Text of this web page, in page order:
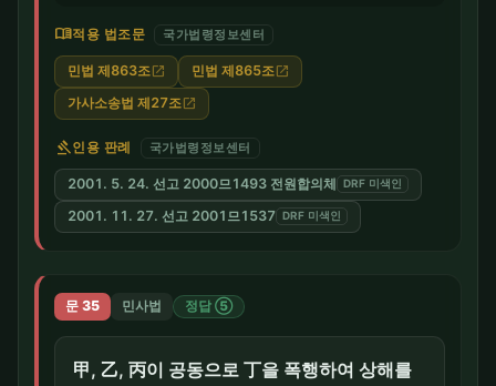
menu_book적용 법조문 국가법령정보센터
민법 제863조 open_in_new 민법 제865조 open_in_new
가사소송법 제27조 open_in_new
gavel인용 판례 국가법령정보센터
2001. 5. 24. 선고 2000므1493 전원합의체 DRF 미색인
2001. 11. 27. 선고 2001므1537 DRF 미색인
문 35 민사법 정답 ⑤
甲, 乙, 丙이 공동으로 丁을 폭행하여 상해를